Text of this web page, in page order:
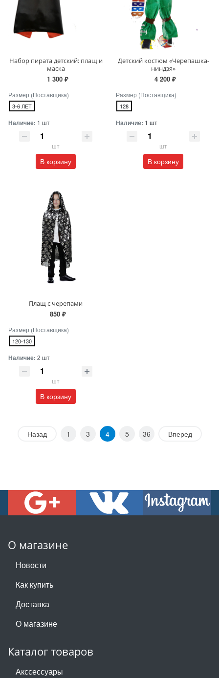
Набор пирата детский: плащ и
маска
1 300 ₽
Размер (Поставщика)
3-6 ЛЕТ
Наличие: 1 шт
шт
В корзину
Детский костюм «Черепашка-
ниндзя»
4 200 ₽
Размер (Поставщика)
128
Наличие: 1 шт
шт
В корзину
Плащ с черепами
850 ₽
Размер (Поставщика)
120-130
Наличие: 2 шт
шт
В корзину
Назад 1 3 4 5 36 Вперед
О магазине
Новости
Как купить
Доставка
О магазине
Каталог товаров
Акссессуары